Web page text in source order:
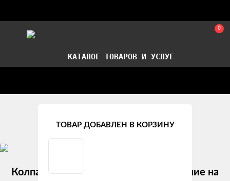
0
КАТАЛОГ ТОВАРОВ И УСЛУГ
Колпаки колесные 16" "Бест", передние на
ТОВАР ДОБАВЛЕН В КОРЗИНУ